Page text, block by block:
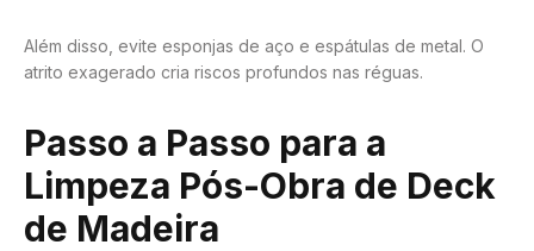
Além disso, evite esponjas de aço e espátulas de metal. O
atrito exagerado cria riscos profundos nas réguas.
Passo a Passo para a
Limpeza Pós-Obra de Deck
de Madeira